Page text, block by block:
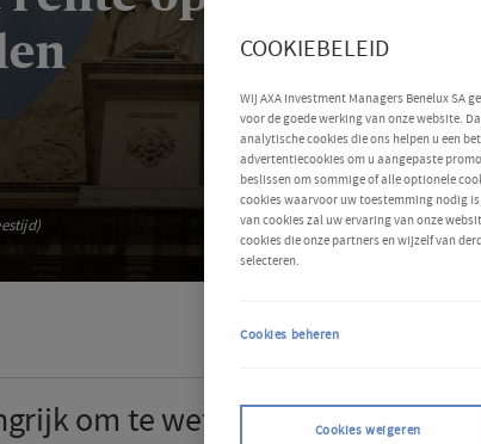
om te weten
COOKIEBELEID
Wij AXA Investment Managers Benelux SA
voor de goede werking van onze website.
analytische cookies die ons helpen u een
advertentiecookies om u aangepaste
beslissen om sommige of alle optionele
cookies waarvoor uw toestemming nodig
van cookies zal uw ervaring van onze
cookies die onze partners en wijzelf van
selecteren.
Cookies weigeren
Cookies beheren